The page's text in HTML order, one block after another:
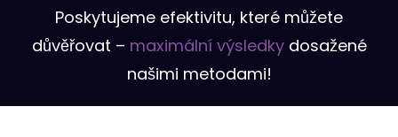
Poskytujeme efektivitu, které můžete
důvěřovat – maximální výsledky dosažené
našimi metodami!